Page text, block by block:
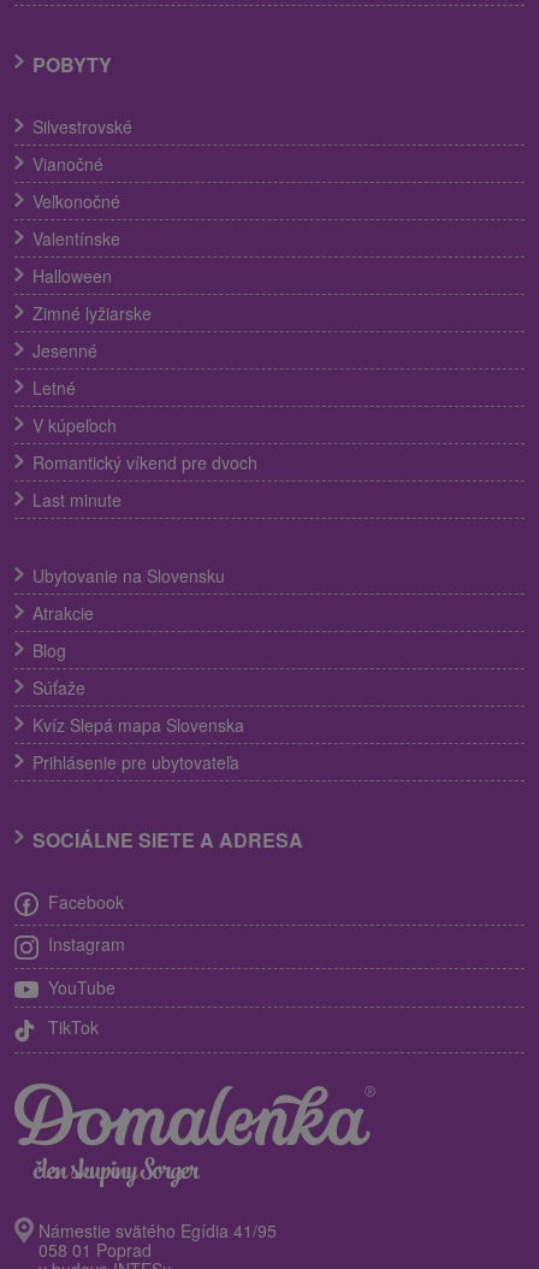
POBYTY
Silvestrovské
Vianočné
Veľkonočné
Valentínske
Halloween
Zimné lyžiarske
Jesenné
Letné
V kúpeľoch
Romantický víkend pre dvoch
Last minute
Ubytovanie na Slovensku
Atrakcie
Blog
Súťaže
Kvíz Slepá mapa Slovenska
Prihlásenie pre ubytovateľa
SOCIÁLNE SIETE A ADRESA
Facebook
Instagram
YouTube
TikTok
Námestie svätého Egídia 41/95
058 01 Poprad